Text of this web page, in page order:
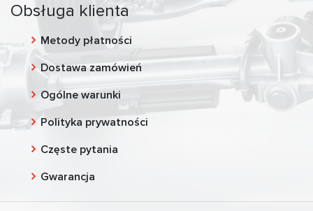
Obsługa klienta
Metody płatności
Dostawa zamówień
Ogólne warunki
Polityka prywatności
Częste pytania
Gwarancja